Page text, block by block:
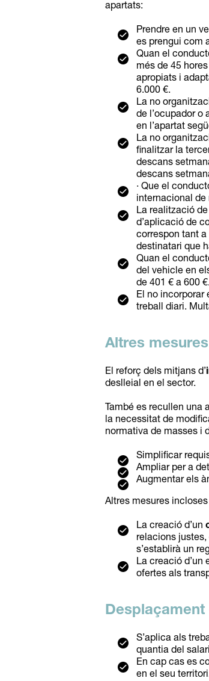
apartats:
Prendre en un
es prengui com
Quan el
més de 45
apropiats i
6.000 €.
La no
de l’ocupador o
en l’apartat
La no
finalitzar la
descans
descans
· Que el
internacional de
La realització
d’aplicació de
correspon tant
destinatari que
Quan el
del vehicle en
de 401 € a 600 €.
El no incorporar
treball diari.
Altres mesures
El reforç dels mitjans d’
deslleial en el sector.
També es recullen
la necessitat de
normativa de masses i
Simplificar
Ampliar per a
Augmentar els
Altres mesures
La creació d’un
relacions
s’establirà un
La creació d’un
ofertes als
S’aplica als
quantia del
En cap cas es
en el seu